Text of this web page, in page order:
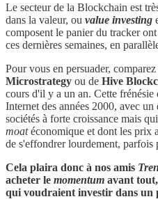
Le secteur de la Blockchain est
dans la valeur, ou value investing
composent le panier du tracker
ces dernières semaines, en
Pour vous en persuader,
Microstrategy ou de Hive
cours d'il y a un an. Cette
Internet des années 2000, avec
sociétés à forte croissance mais
moatéconomique et dont les prix
de s'effondrer lourdement, parfois
Cela plaira donc à nos amis
acheter le momentum avant
qui voudraient investir dans un